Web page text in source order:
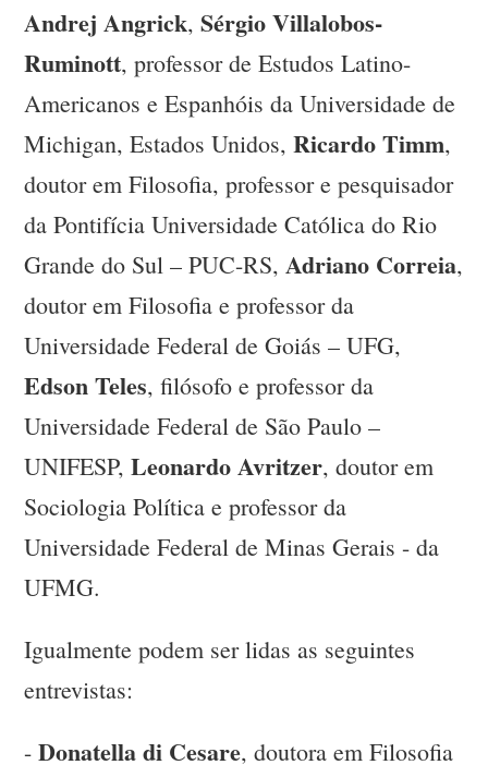
Andrej Angrick,Sérgio Villalobos-
Ruminott, professor de Estudos Latino-
Americanos e Espanhóis da Universidade de
Michigan, Estados Unidos,Ricardo Timm,
doutor em Filosofia, professor e pesquisador
da Pontifícia Universidade Católica do Rio
Grande do Sul – PUC-RS,Adriano Correia,
doutor em Filosofia e professor da
Universidade Federal de Goiás – UFG,
Edson Teles, filósofo e professor da
Universidade Federal de São Paulo –
UNIFESP,Leonardo Avritzer, doutor em
Sociologia Política e professor da
Universidade Federal de Minas Gerais - da
UFMG.
Igualmente podem ser lidas as seguintes
entrevistas:
-Donatella di Cesare, doutora em Filosofia